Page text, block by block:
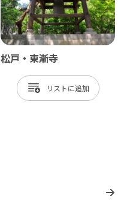
松戸・東漸寺
リスト